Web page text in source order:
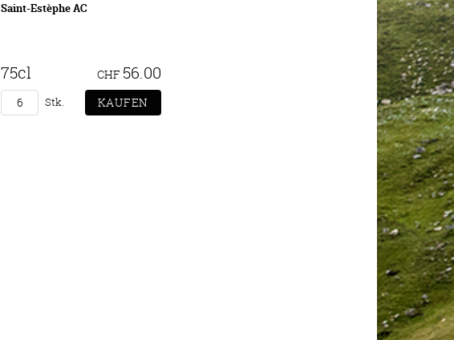
Saint-Estèphe AC
75cl CHF 56.00
Stk.